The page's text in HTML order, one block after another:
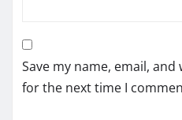
Save my name, email,
for the next time I